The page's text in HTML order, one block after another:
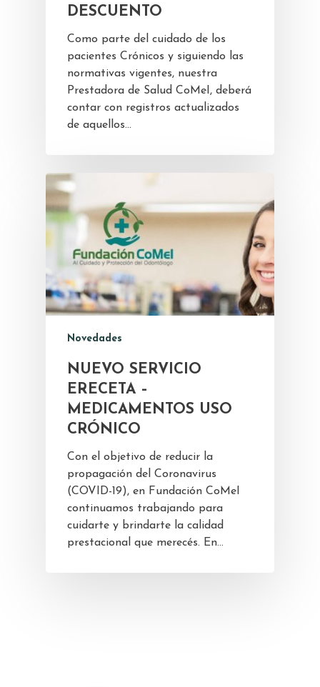
DESCUENTO
Como parte del cuidado de los
pacientes Crónicos y siguiendo las
normativas vigentes, nuestra
Prestadora de Salud CoMeI, deberá
contar con registros actualizados
de aquellos…
Novedades
NUEVO SERVICIO
ERECETA –
MEDICAMENTOS USO
CRÓNICO
Con el objetivo de reducir la
propagación del Coronavirus
(COVID-19), en Fundación CoMeI
continuamos trabajando para
cuidarte y brindarte la calidad
prestacional que merecés. En…